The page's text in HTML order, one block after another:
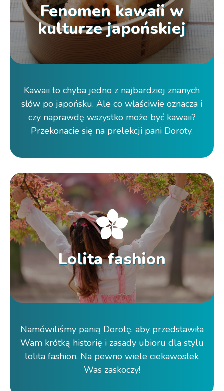
Fenomen kawaii w
kulturze japońskiej
Kawaii to chyba jedno z najbardziej znanych
słów po japońsku. Ale co właściwie oznacza i
czy naprawdę wszystko może być kawaii?
Przekonacie się na prelekcji pani Doroty.
Lolita fashion
Namówiliśmy panią Dorotę, aby przedstawiła
Wam krótką historię i zasady ubioru dla stylu
lolita fashion. Na pewno wiele ciekawostek
Was zaskoczy!